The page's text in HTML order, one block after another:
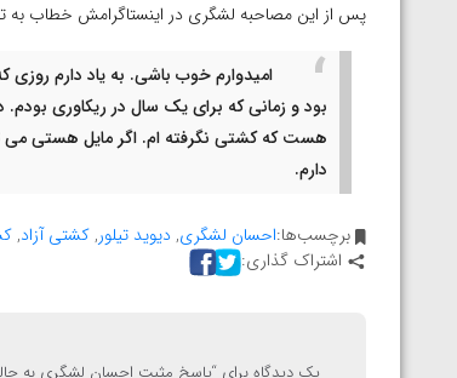
پس از این مصاحبه لشگری در اینستاگرامش خطاب به
امیدوارم خوب باشی. به یاد دارم
بود و زمانی که برای یک سال در ریکاوری
هست که کشتی نگرفته ام. اگر مایل هستی می
دارم.
برچسب‌ها:احسان لشگری, دیوید تیلور,کشتی آزاد,
اشتراک گذاری:
یک دیدگاه برای “پاسخ مثبت احسان لشگری به
ویدیو؛ صعود حسن یزدانی به فینال